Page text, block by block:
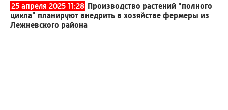
25 апреля 2025 11:28 Производство растений "полного
цикла" планируют внедрить в хозяйстве фермеры из
Лежневского района